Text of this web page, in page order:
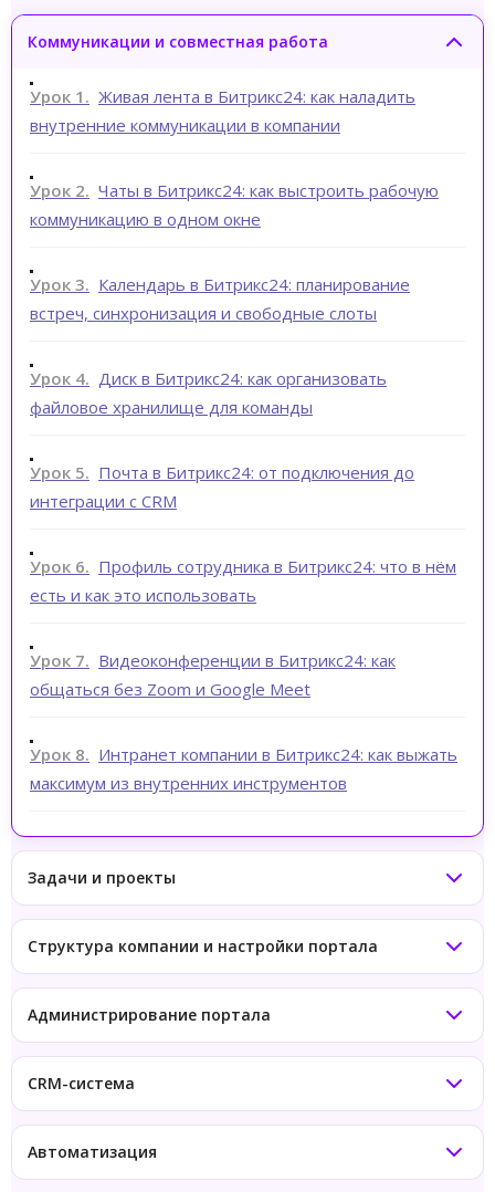
Коммуникации и совместная работа
Урок 1. Живая лента в Битрикс24: как наладить
внутренние коммуникации в компании
Урок 2. Чаты в Битрикс24: как выстроить рабочую
коммуникацию в одном окне
Урок 3. Календарь в Битрикс24: планирование
встреч, синхронизация и свободные слоты
Урок 4. Диск в Битрикс24: как организовать
файловое хранилище для команды
Урок 5. Почта в Битрикс24: от подключения до
интеграции с CRM
Урок 6. Профиль сотрудника в Битрикс24: что в нём
есть и как это использовать
Урок 7. Видеоконференции в Битрикс24: как
общаться без Zoom и Google Meet
Урок 8. Интранет компании в Битрикс24: как выжать
максимум из внутренних инструментов
Задачи и проекты
Структура компании и настройки портала
Администрирование портала
CRM-система
Автоматизация